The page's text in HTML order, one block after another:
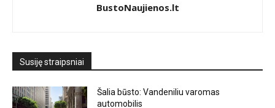
BustoNaujienos.lt
Susiję straipsniai
Šalia būsto: Vandeniliu varomas
automobilis